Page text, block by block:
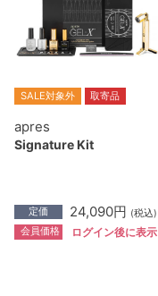
SALE対象外 取寄品
apres
Signature Kit
定価 24,090円 (税込)
会員価格 ログイン後に表示